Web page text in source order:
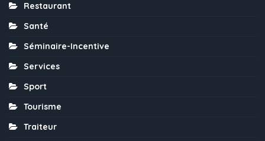
Restaurant
Santé
Séminaire-Incentive
Services
Sport
Tourisme
Traiteur